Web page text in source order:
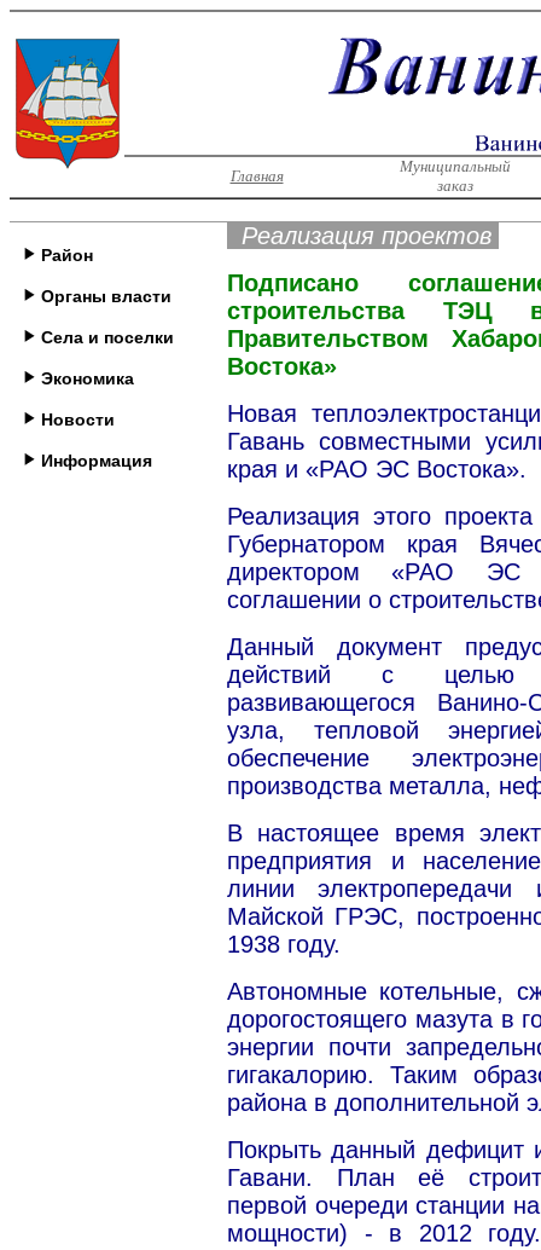
Главная
Муниципальный
заказ
Район
Органы власти
Села и поселки
Экономика
Новости
Информация
Реализация проектов
Подписано
строительства ТЭЦ
Правительством
Востока»
Новая
Гавань совместными
края и «РАО ЭС Востока».
Реализация этого
Губернатором края
директором «РАО ЭС
соглашении о
Данный документ
действий с целью
развивающегося Ванино-
узла, тепловой
обеспечение
производства металла,
В настоящее время
предприятия и
линии
Майской ГРЭС,
1938 году.
Автономные котельные,
дорогостоящего мазута в
энергии почти
гигакалорию. Таким
района в дополнительной
Покрыть данный дефицит
Гавани. План её
первой очереди станции
мощности) - в 2012